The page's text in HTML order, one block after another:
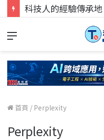
首頁 / Perplexity
Perplexity